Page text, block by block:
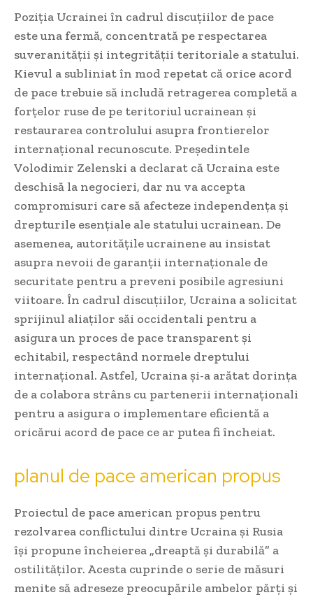
Poziția Ucrainei în cadrul discuțiilor de pace
este una fermă, concentrată pe respectarea
suveranității și integrității teritoriale a statului.
Kievul a subliniat în mod repetat că orice acord
de pace trebuie să includă retragerea completă a
forțelor ruse de pe teritoriul ucrainean și
restaurarea controlului asupra frontierelor
internațional recunoscute. Președintele
Volodimir Zelenski a declarat că Ucraina este
deschisă la negocieri, dar nu va accepta
compromisuri care să afecteze independența și
drepturile esențiale ale statului ucrainean. De
asemenea, autoritățile ucrainene au insistat
asupra nevoii de garanții internaționale de
securitate pentru a preveni posibile agresiuni
viitoare. În cadrul discuțiilor, Ucraina a solicitat
sprijinul aliaților săi occidentali pentru a
asigura un proces de pace transparent și
echitabil, respectând normele dreptului
internațional. Astfel, Ucraina și-a arătat dorința
de a colabora strâns cu partenerii internaționali
pentru a asigura o implementare eficientă a
oricărui acord de pace ce ar putea fi încheiat.
planul de pace american propus
Proiectul de pace american propus pentru
rezolvarea conflictului dintre Ucraina și Rusia
își propune încheierea „dreaptă și durabilă” a
ostilităților. Acesta cuprinde o serie de măsuri
menite să adreseze preocupările ambelor părți și